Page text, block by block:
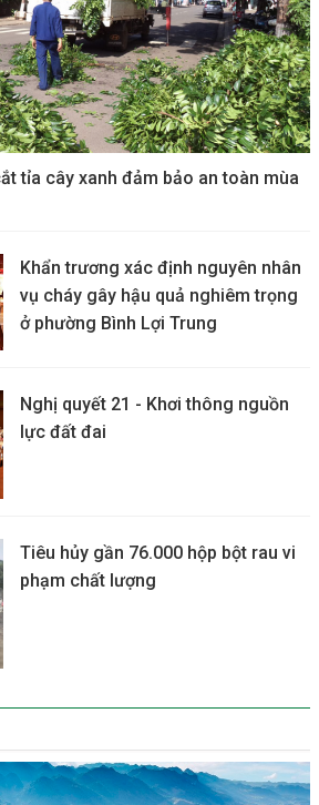
tỉa cây xanh đảm bảo an toàn mùa
Khẩn trương xác định nguyên nhân
vụ cháy gây hậu quả nghiêm trọng
ở phường Bình Lợi Trung
Nghị quyết 21 - Khơi thông nguồn
lực đất đai
Tiêu hủy gần 76.000 hộp bột rau vi
phạm chất lượng